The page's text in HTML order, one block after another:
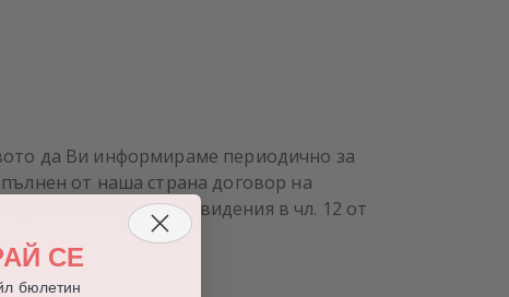
да Ви информираме периодично за
от наша страна договор на
до изтичане на предвидения в чл. 12 от
СЕ
бюлетин